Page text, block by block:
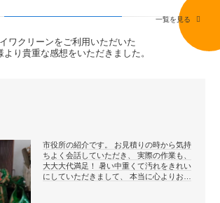
ワクリーンをご利用いただいた
より貴重な感想をいただきました。
一覧を見る
市役所の紹介です。 お見積りの時から気持
ちよく会話していただき、 実際の作業も、
大大大代満足！ 暑い中重くて汚れをきれい
にしていただきまして、 本当に心よりお…